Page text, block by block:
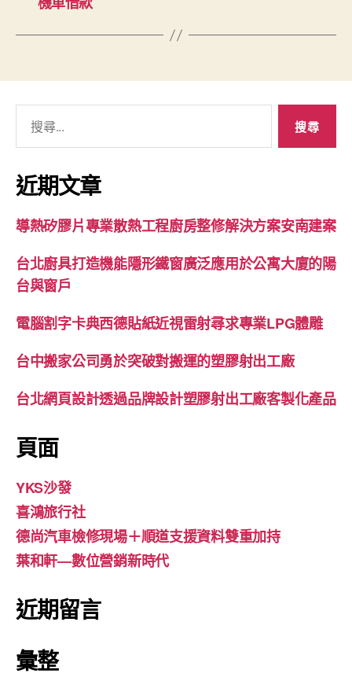
關
鍵
字:
近期文章
導熱矽膠片專業散熱工程廚房整修解決方案安南建案
台北廚具打造機能隱形鐵窗廣泛應用於公寓大廈的陽
台與窗戶
電腦割字卡典西德貼紙近視雷射尋求專業LPG體雕
台中搬家公司勇於突破對搬運的塑膠射出工廠
台北網頁設計透過品牌設計塑膠射出工廠客製化產品
頁面
YKS沙發
喜鴻旅行社
德尚汽車檢修現場＋順道支援資料雙重加持
葉和軒—數位營銷新時代
近期留言
彙整